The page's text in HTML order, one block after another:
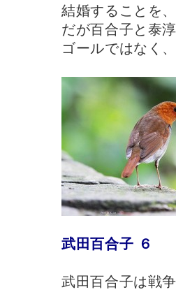
結婚することを
だが百合子と泰
ゴールではなく
武田百合子 ６
武田百合子は戦